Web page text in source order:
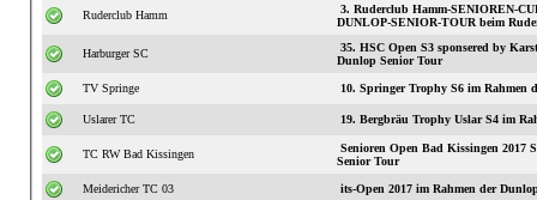
Ruderclub Hamm
3. Ruderclub Hamm-SENIOREN-
DUNLOP-SENIOR-TOUR beim
Harburger SC
35. HSC Open S3 sponsered by
Dunlop Senior Tour
TV Springe 10. Springer Trophy S6 im Rahmen
Uslarer TC 19. Bergbräu Trophy Uslar S4 im
TC RW Bad Kissingen
Senioren Open Bad Kissingen 2017
Senior Tour
Meidericher TC 03 its-Open 2017 im Rahmen der